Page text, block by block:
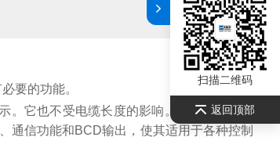
要的功能。
。它也不受电缆长度的影响。可以将六个设
通信功能和BCD输出，使其适用于各种控制
扫描二维码
返回顶部